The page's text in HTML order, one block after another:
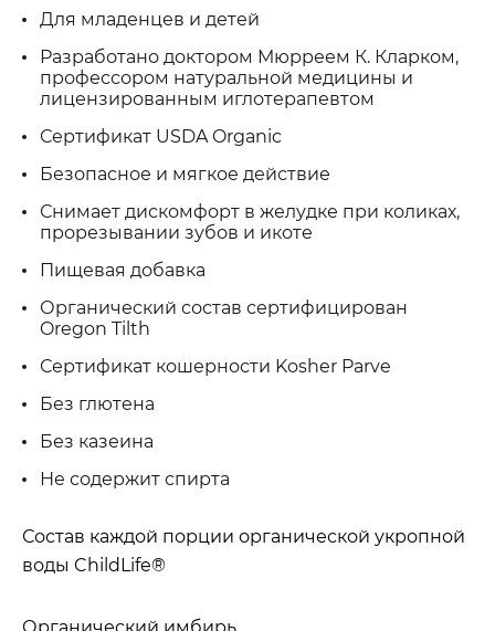
Для младенцев и детей
Разработано доктором Мюрреем К. Кларком,
профессором натуральной медицины и
лицензированным иглотерапевтом
Сертификат USDA Organic
Безопасное и мягкое действие
Снимает дискомфорт в желудке при коликах,
прорезывании зубов и икоте
Пищевая добавка
Органический состав сертифицирован
Oregon Tilth
Сертификат кошерности Kosher Parve
Без глютена
Без казеина
Не содержит спирта
Состав каждой порции органической укропной
воды ChildLife®
Органический имбирь